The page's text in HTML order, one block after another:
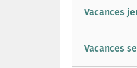
Vacances
Vacances